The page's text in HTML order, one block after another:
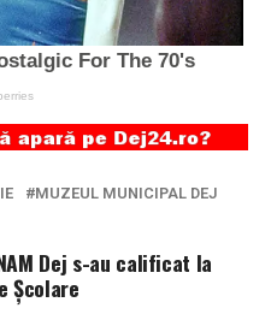
MUZEUL MUNICIPAL DEJ
Dej s-au calificat la
Școlare